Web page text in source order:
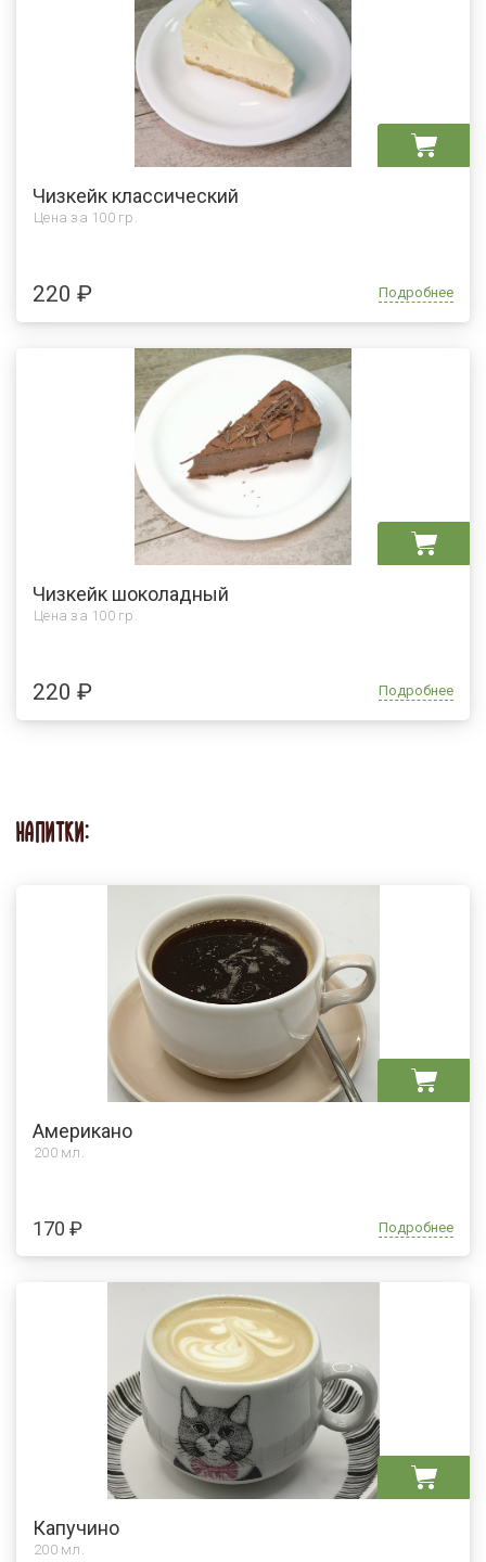
Чизкейк классический
Цена за 100 гр.
220 ₽ Подробнее
Чизкейк шоколадный
Цена за 100 гр.
220 ₽ Подробнее
НАПИТКИ:
Американо
200 мл.
170 ₽ Подробнее
Капучино
200 мл.